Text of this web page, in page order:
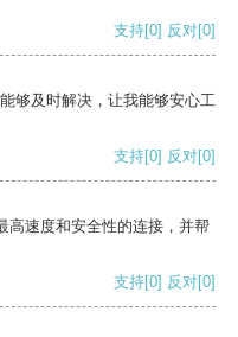
支持[0] 反对[0]
够及时解决，让我能够安心工
支持[0] 反对[0]
高速度和安全性的连接，并帮
支持[0] 反对[0]